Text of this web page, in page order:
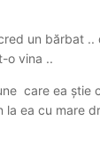
un bărbat ..
o vina ..
care ea știe
la ea cu mare